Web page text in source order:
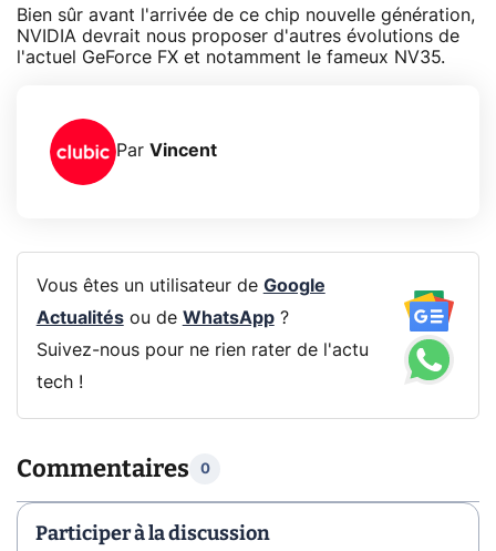
Bien sûr avant l'arrivée de ce chip nouvelle génération,
NVIDIA devrait nous proposer d'autres évolutions de
l'actuel GeForce FX et notamment le fameux NV35.
Par Vincent
Vous êtes un utilisateur de Google
Actualitésou de WhatsApp?
Suivez-nous pour ne rien rater de l'actu
tech !
Commentaires 0
Participer à la discussion